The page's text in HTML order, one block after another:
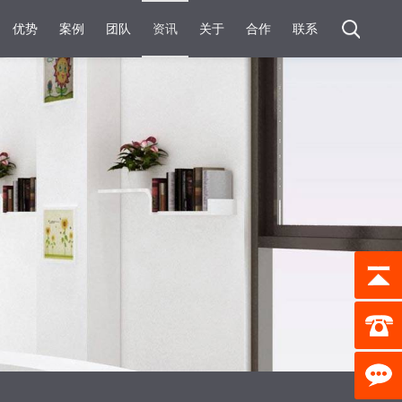
优势 案例 团队 资讯 关于 合作 联系